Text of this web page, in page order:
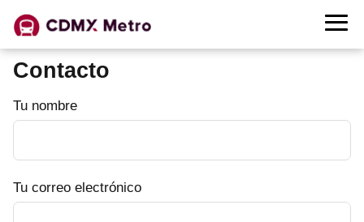
Contacto
Tu nombre
Tu correo electrónico